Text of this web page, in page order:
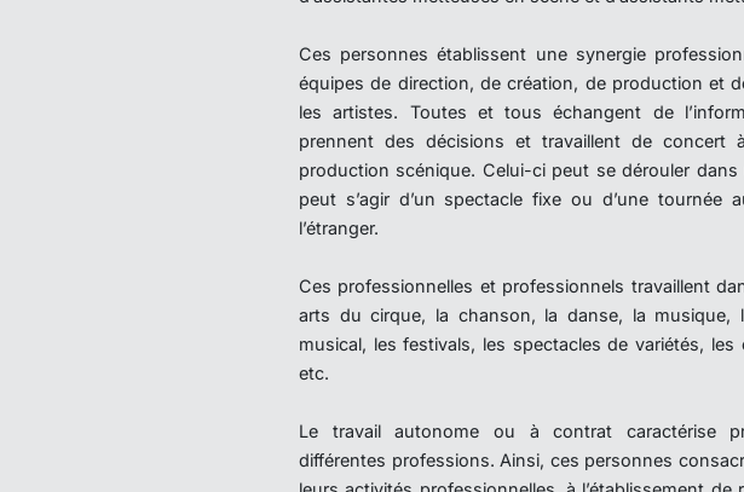
Ces personnes établissent une synergie
équipes de direction, de création, de production et
les artistes. Toutes et tous échangent de
prennent des décisions et travaillent de concert
production scénique. Celui-ci peut se dérouler dans
peut s’agir d’un spectacle fixe ou d’une tournée
l’étranger.
Ces professionnelles et professionnels travaillent
arts du cirque, la chanson, la danse, la musique,
musical, les festivals, les spectacles de variétés,
etc.
Le travail autonome ou à contrat caractérise
différentes professions. Ainsi, ces personnes